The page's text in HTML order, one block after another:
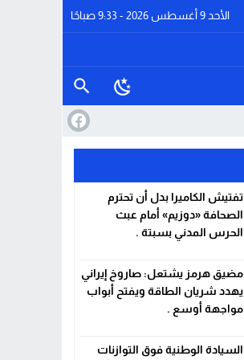
الأحد 9 أغسطس 2026 - 9:33 صباحًا
تفتيش الكاميرا بدل أن تحترم
الصحافة «دوزيم» أمام عبث
الحرس المدني بسبتة .
مضيق هرمز يشتعل: صاروخ إيراني
يهدد شريان الطاقة ويفتح أبواب
مواجهة أوسع .
السيادة الوطنية فوق التوازنات